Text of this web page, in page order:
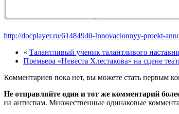
http://docplayer.ru/61484940-Innovacionnyy-proekt-
« Талантливый ученик талантливого
Премьера «Невеста Хлестакова» на сцене
Комментариев пока нет, вы можете стать первым
Не отправляйте один и тот же комментарий
на антиспам. Множественные одинаковые